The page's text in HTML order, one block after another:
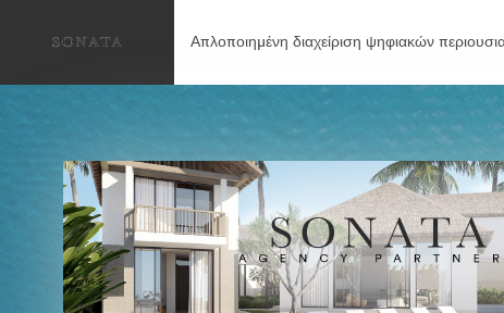
Απλοποιημένη διαχείριση ψηφιακών